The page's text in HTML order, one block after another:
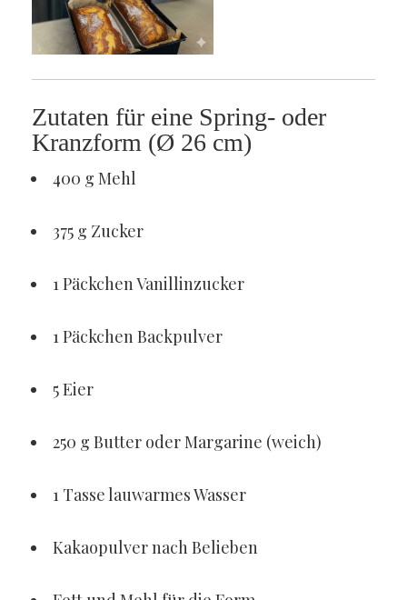
Zutaten für eine Spring- oder
Kranzform (Ø 26 cm)
400 g Mehl
375 g Zucker
1 Päckchen Vanillinzucker
1 Päckchen Backpulver
5 Eier
250 g Butter oder Margarine (weich)
1 Tasse lauwarmes Wasser
Kakaopulver nach Belieben